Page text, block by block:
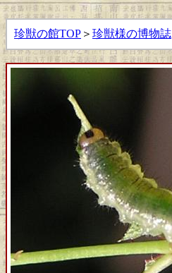
珍獣の館TOP ＞ 珍獣様の博物誌